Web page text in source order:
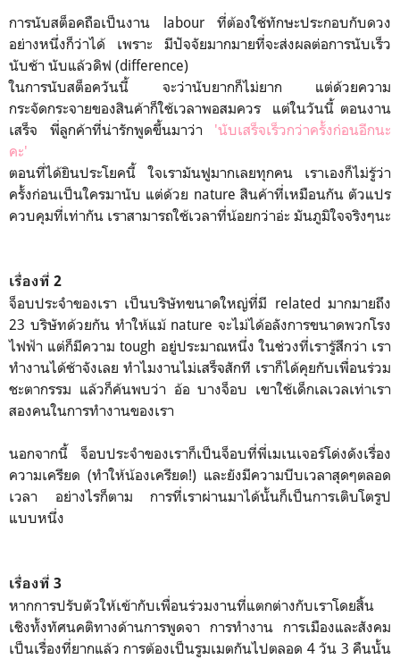
การนับสต็อคถือเป็นงาน labour ที่ต้องใช้ทักษะประกอบกับดวง
อย่างหนึ่งก็ว่าได้ เพราะ มีปัจจัยมากมายที่จะส่งผลต่อการนับเร็ว
นับช้า นับแล้วดิฟ (difference)
ในการนับสต็อควันนี้ จะว่านับยากก็ไม่ยาก แต่ด้วยความ
กระจัดกระจายของสินค้าก็ใช้เวลาพอสมควร แต่ในวันนี้ ตอนงาน
เสร็จ พี่ลูกค้าที่น่ารักพูดขึ้นมาว่า 'นับเสร็จเร็วกว่าครั้งก่อนอีกนะ
คะ'
ตอนที่ได้ยินประโยคนี้ ใจเรามันฟูมากเลยทุกคน เราเองก็ไม่รู้ว่า
ครั้งก่อนเป็นใครมานับ แต่ด้วย nature สินค้าที่เหมือนกัน ตัวแปร
ควบคุมที่เท่ากัน เราสามารถใช้เวลาที่น้อยกว่าอ่ะ มันภูมิใจจริงๆนะ
เรื่องที่ 2
จ็อบประจำของเรา เป็นบริษัทขนาดใหญ่ที่มี related มากมายถึง
23 บริษัทด้วยกัน ทำให้แม้ nature จะไม่ได้อลังการขนาดพวกโรง
ไฟฟ้า แต่ก็มีความ tough อยู่ประมาณหนึ่ง ในช่วงที่เรารู้สึกว่า เรา
ทำงานได้ช้าจังเลย ทำไมงานไม่เสร็จสักที เราก็ได้คุยกับเพื่อนร่วม
ชะตากรรม แล้วก็ค้นพบว่า อ้อ บางจ็อบ เขาใช้เด็กเลเวลเท่าเรา
สองคนในการทำงานของเรา
นอกจากนี้ จ็อบประจำของเราก็เป็นจ็อบที่พี่เมเนเจอร์โด่งดังเรื่อง
ความเครียด (ทำให้น้องเครียด!) และยังมีความบีบเวลาสุดๆตลอด
เวลา อย่างไรก็ตาม การที่เราผ่านมาได้นั้นก็เป็นการเติบโตรูป
แบบหนึ่ง
เรื่องที่ 3
หากการปรับตัวให้เข้ากับเพื่อนร่วมงานที่แตกต่างกับเราโดยสิ้น
เชิงทั้งทัศนคติทางด้านการพูดจา การทำงาน การเมืองและสังคม
เป็นเรื่องที่ยากแล้ว การต้องเป็นรูมเมตกันไปตลอด 4 วัน 3 คืนนั้น